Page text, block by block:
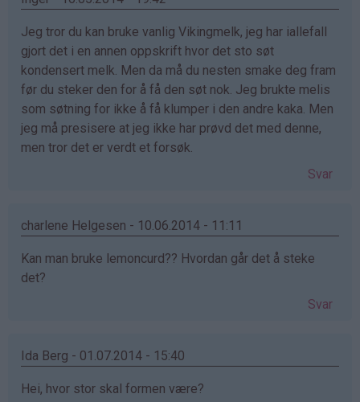
Jeg tror du kan bruke vanlig Vikingmelk, jeg har iallefall
gjort det i en annen oppskrift hvor det sto søt
kondensert melk. Men da må du nesten smake deg fram
før du steker den for å få den søt nok. Jeg brukte melis
som søtning for ikke å få klumper i den andre kaka. Men
jeg må presisere at jeg ikke har prøvd det med denne,
men tror det er verdt et forsøk.
Svar
charlene Helgesen - 10.06.2014 - 11:11
Kan man bruke lemoncurd?? Hvordan går det å steke
det?
Svar
Ida Berg - 01.07.2014 - 15:40
Hei, hvor stor skal formen være?